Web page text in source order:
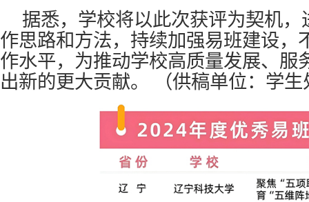
据悉，学校将以此次获评为契机
作思路和方法，持续加强易班建设，
作水平，为推动学校高质量发展、服
出新的更大贡献。
（供稿单位：学